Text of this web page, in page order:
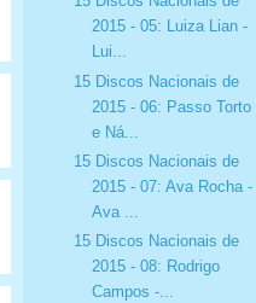
2015 - 05: Luiza Lian -
Lui...
15 Discos Nacionais de
2015 - 06: Passo Torto
e Ná...
15 Discos Nacionais de
2015 - 07: Ava Rocha -
Ava ...
15 Discos Nacionais de
2015 - 08: Rodrigo
Campos -...